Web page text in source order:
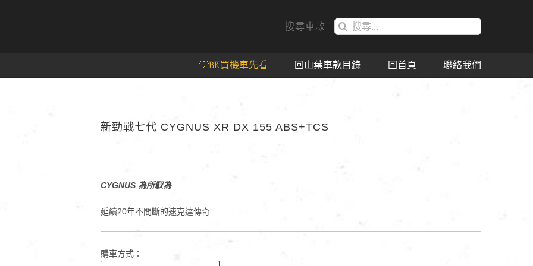
搜尋車款
搜
果：
💡BK買機車先看 回山葉車款目錄 回首頁 聯絡我們
新勁戰七代 CYGNUS XR DX 155 ABS+TCS
CYGNUS 為所馭為
延續20年不間斷的速克達傳奇
購車方式：